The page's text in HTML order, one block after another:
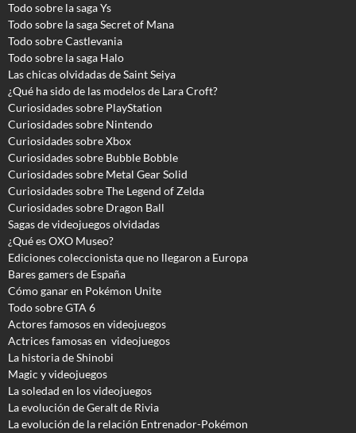
Todo sobre la saga Ys
Todo sobre la saga Secret of Mana
Todo sobre Castlevania
Todo sobre la saga Halo
Las chicas olvidadas de Saint Seiya
¿Qué ha sido de las modelos de Lara Croft?
Curiosidades sobre PlayStation
Curiosidades sobre Nintendo
Curiosidades sobre Xbox
Curiosidades sobre Bubble Bobble
Curiosidades sobre Metal Gear Solid
Curiosidades sobre The Legend of Zelda
Curiosidades sobre Dragon Ball
Sagas de videojuegos olvidadas
¿Qué es OXO Museo?
Ediciones coleccionista que no llegaron a Europa
Bares gamers de España
Cómo ganar en Pokémon Unite
Todo sobre GTA 6
Actores famosos en videojuegos
Actrices famosas en videojuegos
La historia de Shinobi
Magic y videojuegos
La soledad en los videojuegos
La evolución de Geralt de Rivia
La evolución de la relación Entrenador-Pokémon